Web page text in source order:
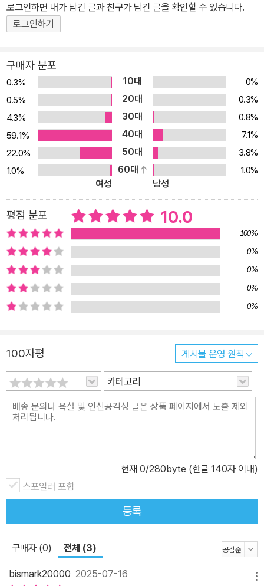
제들을 구성하였습니다. • 알아두어야 하는 내용을 다시 떠올리고 정
리할 수 있는 문제를 출제했습니다. ✪ 자이스토리만의 명쾌한 해설 -
쉽도록 입체 첨삭으로 명쾌하게 제시했습니다. • 서술형 문제는 예시
답안과 풀이를 제시하여 스스로 답안을 작성할 수 있게 했습니다. •
해설을 읽으면서 문법 실력을 바로 보충할 수 있습니다.
로그인하면 내가 남긴 글과 친구가 남긴 글을 확인할 수 있습니다.
로그인하기
구매자 분포
0.3% 10대
0%
0.5%
20대
0.3%
4.3%
30대
0.8%
59.1%
40대
7.1%
22.0%
50대
3.8%
1.0%
60대
1.0%
여성
남성
평점 분포 10.0
100%
0%
0%
0%
0%
100자평 게시물 운영 원칙
카테고리
현재 0/280byte (한글 140자 이내)
스포일러 포함
등록
구매자 (0) 전체 (3)
bismark20000 2025-07-16